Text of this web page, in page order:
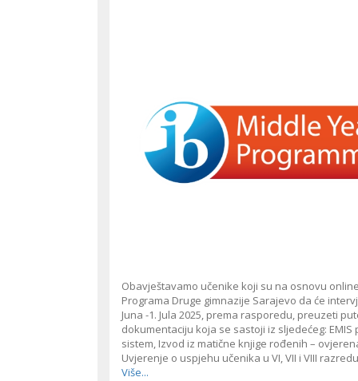
Obavještavamo učenike koji su na osnovu
Programa Druge gimnazije Sarajevo da će
Juna -1. Jula 2025, prema rasporedu, preuzeti
dokumentaciju koja se sastoji iz sljedećeg:
sistem, Izvod iz matične knjige rođenih –
Uvjerenje o uspjehu učenika u VI, VII i VIII
Više...